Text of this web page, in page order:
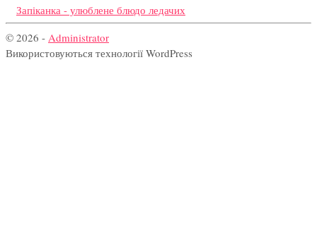
Запіканка - улюблене блюдо ледачих
© 2026 - Administrator
Використовуються технології WordPress